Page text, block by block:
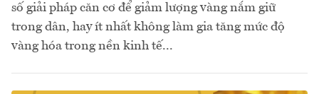
số giải pháp căn cơ để giảm lượng vàng nắm giữ
trong dân, hay ít nhất không làm gia tăng mức độ
vàng hóa trong nền kinh tế...